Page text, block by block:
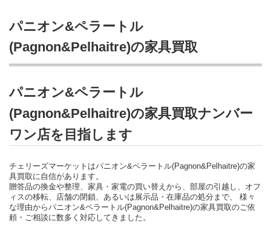
パニオン&ペラートル
(Pagnon&Pelhaitre)の家具買取
パニオン&ペラートル
(Pagnon&Pelhaitre)の家具買取ナンバー
ワン店を目指します
チェリーズマーケットはパニオン&ペラートル(Pagnon&Pelhaitre)の家
具買取に自信があります。
贈答品の換金や整理、家具・家電の買い替えから、部屋の引越し、オフ
ィスの移転、店舗の閉鎖、あるいは展示品・在庫品の処分まで、 様々
な理由からパニオン&ペラートル(Pagnon&Pelhaitre)の家具買取のご依
頼・ご相談に数多く対応してきました。